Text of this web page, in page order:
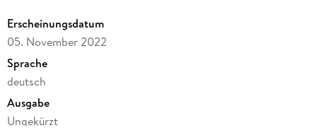
Erscheinungsdatum
05. November 2022
Sprache
deutsch
Ausgabe
Ungekürzt